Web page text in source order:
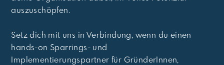
auszuschöpfen.
Setz dich mit uns in Verbindung, wenn du einen
hands-on Sparrings- und
Implementierungspartner für GründerInnen,